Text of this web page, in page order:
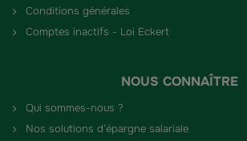
Conditions générales
Comptes inactifs - Loi Eckert
NOUS CONNAÎTRE
Qui sommes-nous ?
Nos solutions d’épargne salariale